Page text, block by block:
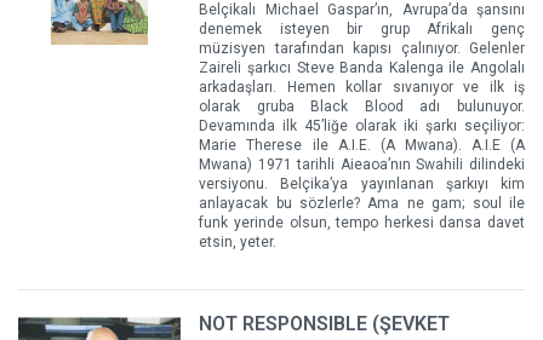
Belçikalı Michael Gaspar’ın, Avrupa’da şansını
denemek isteyen bir grup Afrikalı genç
müzisyen tarafından kapısı çalınıyor. Gelenler
Zaireli şarkıcı Steve Banda Kalenga ile Angolalı
arkadaşları. Hemen kollar sıvanıyor ve ilk iş
olarak gruba Black Blood adı bulunuyor.
Devamında ilk 45’liğe olarak iki şarkı seçiliyor:
Marie Therese ile A.I.E. (A Mwana). A.I.E (A
Mwana) 1971 tarihli Aieaoa’nın Swahili dilindeki
versiyonu. Belçika’ya yayınlanan şarkıyı kim
anlayacak bu sözlerle? Ama ne gam; soul ile
funk yerinde olsun, tempo herkesi dansa davet
etsin, yeter.
NOT RESPONSIBLE (ŞEVKET